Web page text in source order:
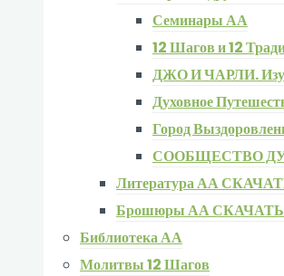
Семинары АА
12 Шагов и 12
ДЖО И ЧАРЛИ.
Духовное
Город
СООБЩЕСТВО
Литература АА
Брошюры АА СКАЧАТЬ
Библиотека АА
Молитвы 12 Шагов